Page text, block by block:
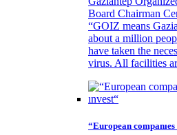
Board Chairman
“GOIZ means
about a million
have taken the
virus. All facilities
“European companıes